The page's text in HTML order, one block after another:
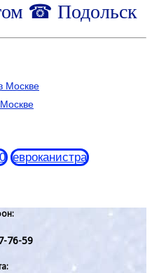
☎ Подольск
евроканистра
76-59